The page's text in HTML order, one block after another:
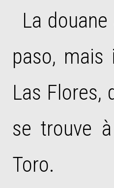
La
paso,
Las Flores,
se trouve
Toro.